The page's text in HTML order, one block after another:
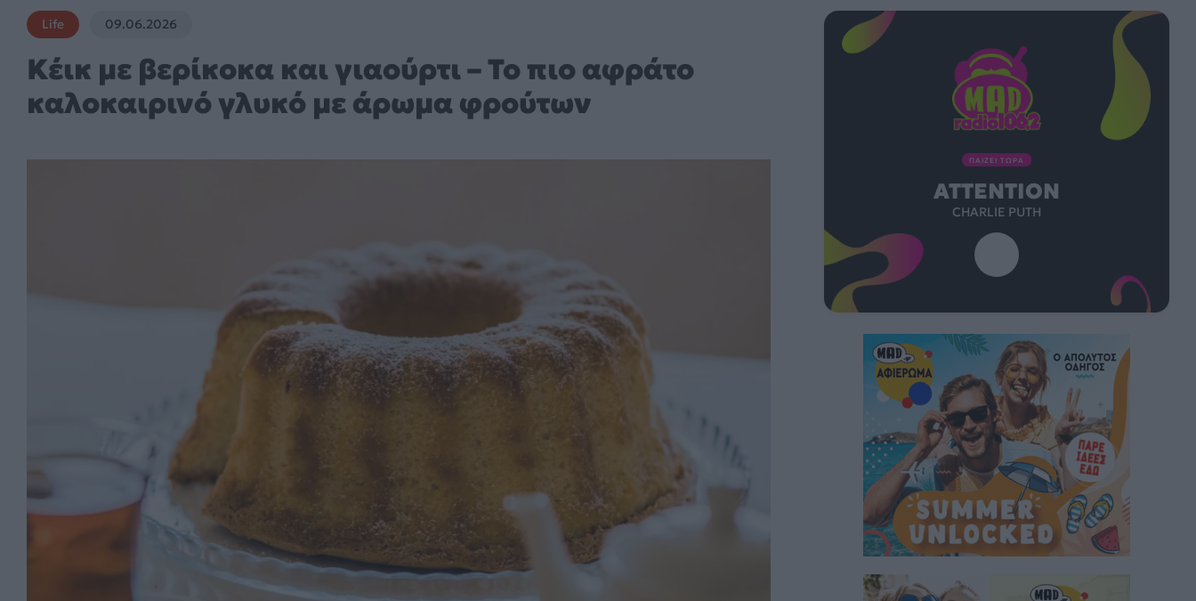
Life 09.06.2026
Κέικ με βερίκοκα και γιαούρτι – Το πιο αφράτο
καλοκαιρινό γλυκό με άρωμα φρούτων
ΠΑΙΖΕΙ ΤΩΡΑ
ATTENTION
CHARLIE PUTH